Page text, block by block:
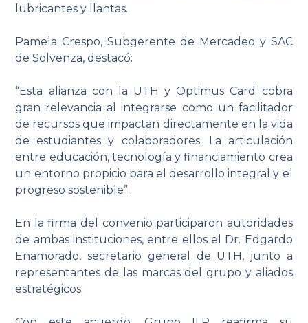
lubricantes y llantas.
Pamela Crespo, Subgerente de Mercadeo y SAC
de Solvenza, destacó:
“Esta alianza con la UTH y Optimus Card cobra
gran relevancia al integrarse como un facilitador
de recursos que impactan directamente en la vida
de estudiantes y colaboradores. La articulación
entre educación, tecnología y financiamiento crea
un entorno propicio para el desarrollo integral y el
progreso sostenible”.
En la firma del convenio participaron autoridades
de ambas instituciones, entre ellos el Dr. Edgardo
Enamorado, secretario general de UTH, junto a
representantes de las marcas del grupo y aliados
estratégicos.